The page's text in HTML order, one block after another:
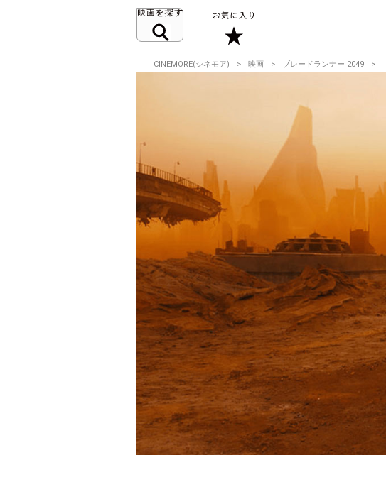
CINEMORE(シネモア) 映画 ブレードランナー 2049